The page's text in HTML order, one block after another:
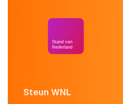
Steun WNL
Stand van
Nederland